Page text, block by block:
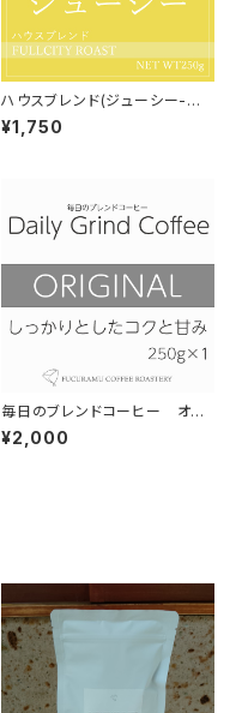
ハウスブレンド(ジューシー-濃
厚な甘さ-）【フルシティロース
ト】150g
¥1,750
毎日のブレンドコーヒー オリ
ジナル Daily Grind Coffee 3
00g×1個
¥2,000